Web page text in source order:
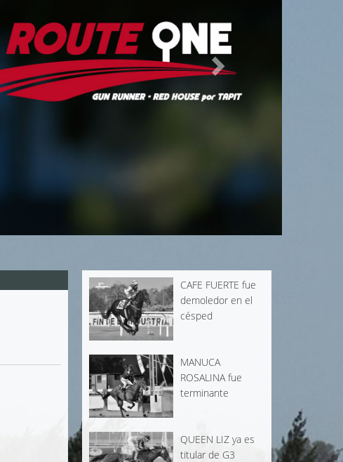
CAFE FUERTE fue
demoledor en el
césped
MANUCA
ROSALINA fue
terminante
QUEEN LIZ ya es
titular de G3